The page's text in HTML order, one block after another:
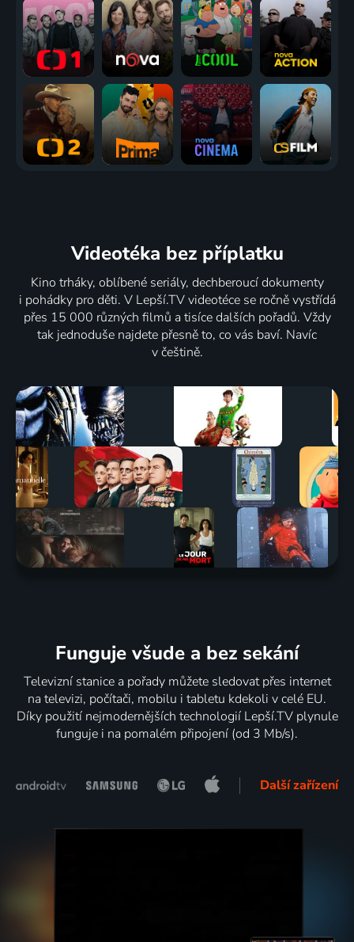
Videotéka bez příplatku
Kino trháky, oblíbené seriály, dechberoucí dokumenty
i pohádky pro děti. V Lepší.TV videotéce se ročně vystřídá
přes 15 000 různých filmů a tisíce dalších pořadů. Vždy
tak jednoduše najdete přesně to, co vás baví. Navíc
v češtině.
Funguje všude a bez sekání
Televizní stanice a pořady můžete sledovat přes internet
na televizi, počítači, mobilu i tabletu kdekoli v celé EU.
Díky použití nejmodernějších technologií Lepší.TV plynule
funguje i na pomalém připojení (od 3 Mb/s).
Další zařízení